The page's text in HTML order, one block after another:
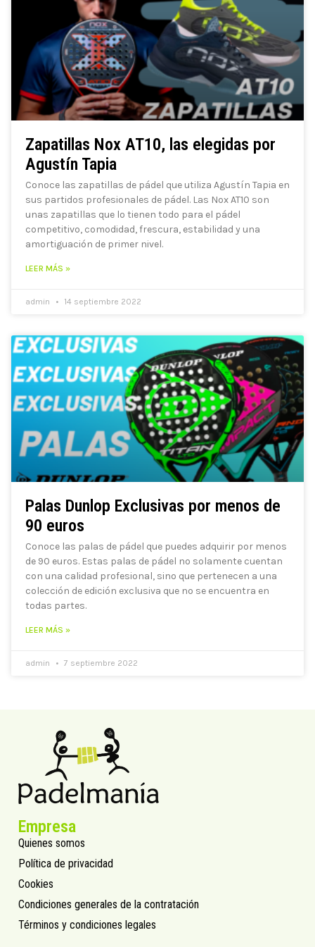
Zapatillas Nox AT10, las elegidas por
Agustín Tapia
Conoce las zapatillas de pádel que utiliza Agustín Tapia en
sus partidos profesionales de pádel. Las Nox AT10 son
unas zapatillas que lo tienen todo para el pádel
competitivo, comodidad, frescura, estabilidad y una
amortiguación de primer nivel.
LEER MÁS »
admin 14 septiembre 2022
Palas Dunlop Exclusivas por menos de
90 euros
Conoce las palas de pádel que puedes adquirir por menos
de 90 euros. Estas palas de pádel no solamente cuentan
con una calidad profesional, sino que pertenecen a una
colección de edición exclusiva que no se encuentra en
todas partes.
LEER MÁS »
admin 7 septiembre 2022
Empresa
Quienes somos
Política de privacidad
Cookies
Condiciones generales de la contratación
Términos y condiciones legales